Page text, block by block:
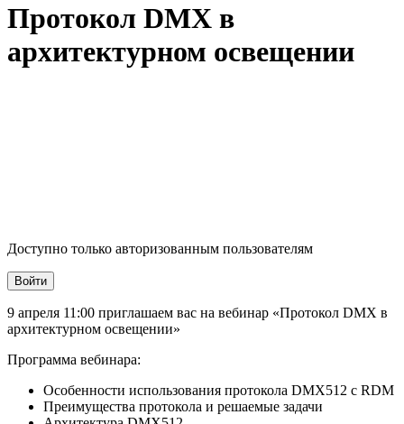
Протокол DMX в
архитектурном освещении
Доступно только авторизованным пользователям
Войти
9 апреля 11:00 приглашаем вас на вебинар «Протокол DMX в
архитектурном освещении»
Программа вебинара:
Особенности использования протокола DMX512 c RDM
Преимущества протокола и решаемые задачи